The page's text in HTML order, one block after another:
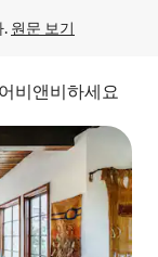
. 원문 보기
비앤비하세요